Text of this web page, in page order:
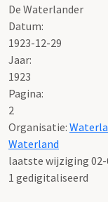
De Waterlander
Datum:
1923-12-29
Jaar:
1923
Pagina:
2
Organisatie:
Waterland
laatste wijziging 02-
1 gedigitaliseerd